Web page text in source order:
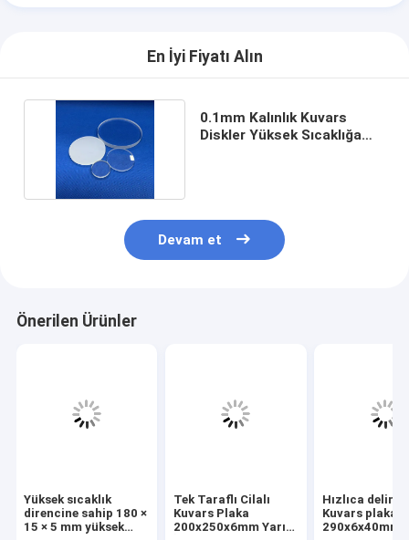
En İyi Fiyatı Alın
0.1mm Kalınlık Kuvars
Diskler Yüksek Sıcaklığa
Devam et
Önerilen Ürünler
Yüksek sıcaklık
direncine sahip 180 ×
15 × 5 mm yüksek
Tek Taraflı Cilalı
Kuvars Plaka
200x250x6mm Yarı
Hızlıca
Kuvars plaka
290x6x40mm